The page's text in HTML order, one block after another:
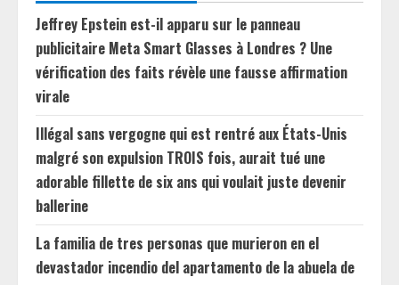
Jeffrey Epstein est-il apparu sur le panneau
publicitaire Meta Smart Glasses à Londres ? Une
vérification des faits révèle une fausse affirmation
virale
Illégal sans vergogne qui est rentré aux États-Unis
malgré son expulsion TROIS fois, aurait tué une
adorable fillette de six ans qui voulait juste devenir
ballerine
La familia de tres personas que murieron en el
devastador incendio del apartamento de la abuela de